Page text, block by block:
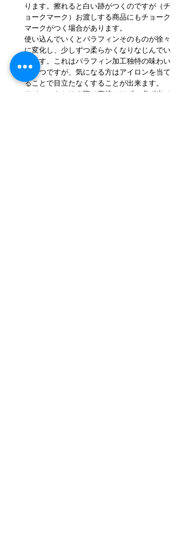
ります。擦れると白い跡がつくのですが（チ
ョークマーク）お渡しする商品にもチョーク
マークがつく場合があります。
使い込んでいくとパラフィンそのものが徐々
に変化し、少しずつ柔らかくなりなじんでい
きます。これはパラフィン加工独特の味わい
の一つですが、気になる方はアイロンを当て
ることで目立たなくすることが出来ます。
アイロンをかける際は直接かけずに必ず当て